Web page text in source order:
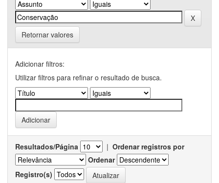
Retornar valores
Adicionar filtros:
Utilizar filtros para refinar o resultado de busca.
Resultados/Página | Ordenar registros por
Ordenar
Registro(s)